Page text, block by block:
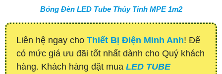
Bóng Đèn LED Tube Thủy Tinh MPE 1m2
Liên hệ ngay cho Thiết Bị Điện Minh Anh! Để
có mức giá ưu đãi tốt nhất dành cho Quý khách
hàng. Khách hàng đặt mua LED TUBE